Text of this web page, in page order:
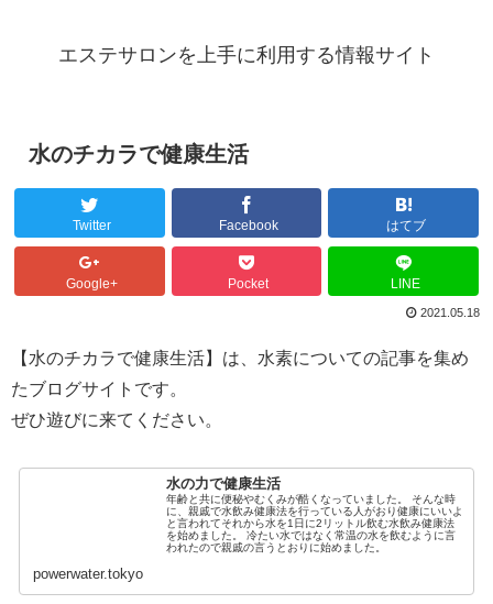
エステサロンを上手に利用する情報サイト
水のチカラで健康生活
Twitter Facebook はてブ
Google+ Pocket LINE
2021.05.18
【水のチカラで健康生活】は、水素についての記事を集め
たブログサイトです。
ぜひ遊びに来てください。
水の力で健康生活
年齢と共に便秘やむくみが酷くなっていました。 そんな時
に、親戚で水飲み健康法を行っている人がおり健康にいいよ
と言われてそれから水を1日に2リットル飲む水飲み健康法
を始めました。 冷たい水ではなく常温の水を飲むように言
われたので親戚の言うとおりに始めました。
powerwater.tokyo